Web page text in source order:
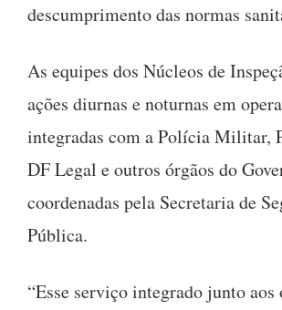
descumprimento das normas
As equipes dos Núcleos de
ações diurnas e noturnas em
integradas com a Polícia Militar,
DF Legal e outros órgãos do
coordenadas pela Secretaria de
Pública.
“Esse serviço integrado junto aos